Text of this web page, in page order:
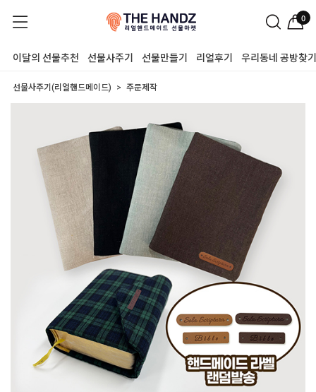
0
이달의 선물추천 선물사주기 선물만들기 리얼후기 우리동네 공방찾기
선물사주기(리얼핸드메이드) 주문제작